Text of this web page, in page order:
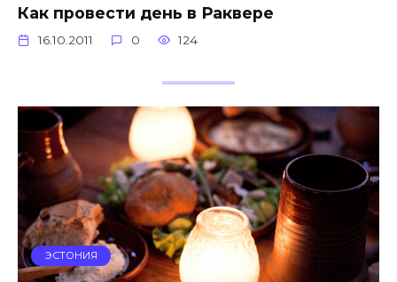
Как провести день в Раквере
16.10.2011 0 124
ЭСТОНИЯ